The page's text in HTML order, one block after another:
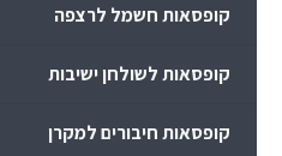
קופסאות חשמל לרצפה
קופסאות לשולחן ישיבות
קופסאות חיבורים למקרן